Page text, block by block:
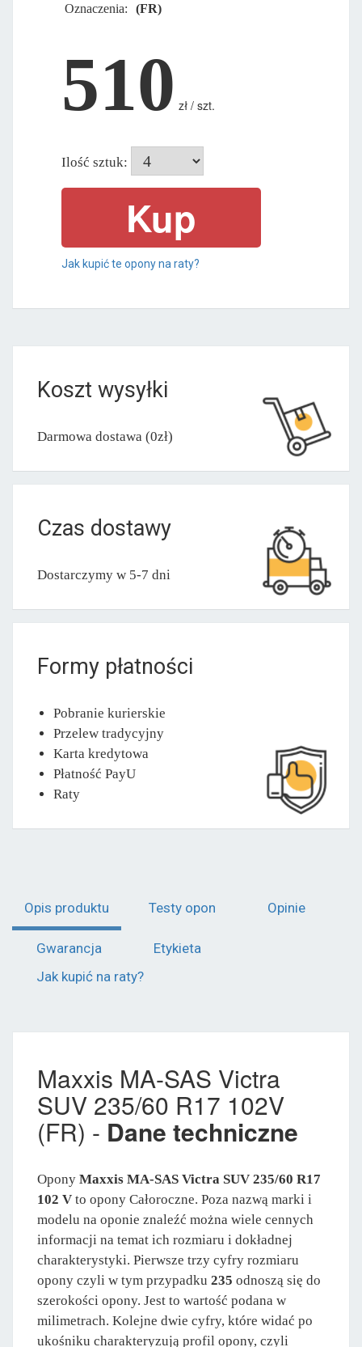
Oznaczenia:
(FR)
510 zł / szt.
Ilość sztuk:
Jak kupić te opony na raty?
Koszt wysyłki
Darmowa dostawa (0zł)
Czas dostawy
Dostarczymy w 5-7 dni
Formy płatności
Pobranie kurierskie
Przelew tradycyjny
Karta kredytowa
Płatność PayU
Raty
Opis produktu Testy opon Opinie
Gwarancja
Etykieta
Jak kupić na raty?
Maxxis MA-SAS Victra
SUV 235/60 R17 102V
(FR) - Dane techniczne
Opony Maxxis MA-SAS Victra SUV 235/60 R17
102 V to opony Całoroczne. Poza nazwą marki i
modelu na oponie znaleźć można wiele cennych
informacji na temat ich rozmiaru i dokładnej
charakterystyki. Pierwsze trzy cyfry rozmiaru
opony czyli w tym przypadku 235 odnoszą się do
szerokości opony. Jest to wartość podana w
milimetrach. Kolejne dwie cyfry, które widać po
ukośniku charakteryzują profil opony, czyli